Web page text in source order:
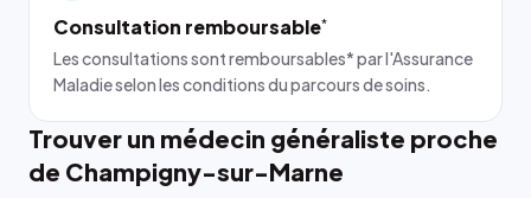
Consultation remboursable*
Les consultations sont remboursables* par l'Assurance
Maladie selon les conditions du parcours de soins.
Trouver un médecin généraliste proche
de Champigny-sur-Marne